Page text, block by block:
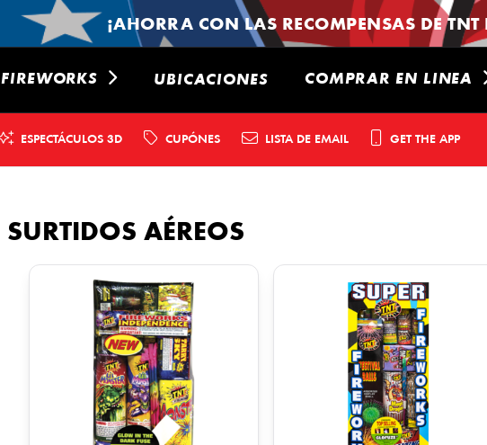
¡AHORRA CON LAS RECOMPENSAS DE TNT
FIREWORKS UBICACIONES COMPRAR EN LINEA
ESPECTÁCULOS 3D CUPÓNES LISTA DE EMAIL GET THE APP
SURTIDOS AÉREOS